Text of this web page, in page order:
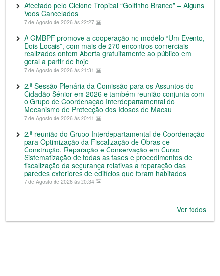
Afectado pelo Ciclone Tropical “Golfinho Branco” – Alguns
Voos Cancelados
7 de Agosto de 2026 às 22:27
A GMBPF promove a cooperação no modelo “Um Evento,
Dois Locais”, com mais de 270 encontros comerciais
realizados ontem Aberta gratuitamente ao público em
geral a partir de hoje
7 de Agosto de 2026 às 21:31
2.ª Sessão Plenária da Comissão para os Assuntos do
Cidadão Sénior em 2026 e também reunião conjunta com
o Grupo de Coordenação Interdepartamental do
Mecanismo de Protecção dos Idosos de Macau
7 de Agosto de 2026 às 20:41
2.ª reunião do Grupo Interdepartamental de Coordenação
para Optimização da Fiscalização de Obras de
Construção, Reparação e Conservação em Curso
Sistematização de todas as fases e procedimentos de
fiscalização da segurança relativas a reparação das
paredes exteriores de edifícios que foram habitados
7 de Agosto de 2026 às 20:34
Ver todos